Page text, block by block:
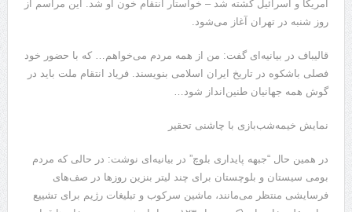
آمریکا و اسرائیل کشته شد – خواستار انتقام خون او شد. این مراسم از
روز شنبه در تهران آغاز می‌شود.
قالیباف در بیانیه‌ای گفت: من از همه مردم می‌خواهم… که با حضور خود
فصلی باشکوه در تاریخ ایران اسلامی بنویسند. فریاد انتقام ملت باید در
گوش همه جهانیان طنین‌انداز شود…
نمایش خیمه‌شب‌بازی با چاشنی تحقیر
در همین حال “جبهه پایداری بلوچ” در بیانیه‌ای نوشت: در حالی که مردم
بومی سیستان و بلوچستان برای چند لیتر بنزین روزها در صف‌های
فرسایشی منتظر می‌مانند، ماشین سرکوب و تبلیغات رژیم برای تشییع